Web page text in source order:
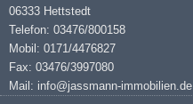
06333 Hettstedt
Telefon: 03476/800158
Mobil: 0171/4476827
Fax: 03476/3997080
Mail: info@jassmann-immobilien.de